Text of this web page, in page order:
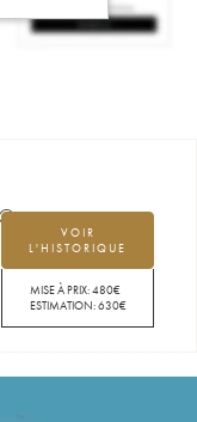
VOIR
L'HISTORIQUE
MISE À PRIX:480€
ESTIMATION:630€